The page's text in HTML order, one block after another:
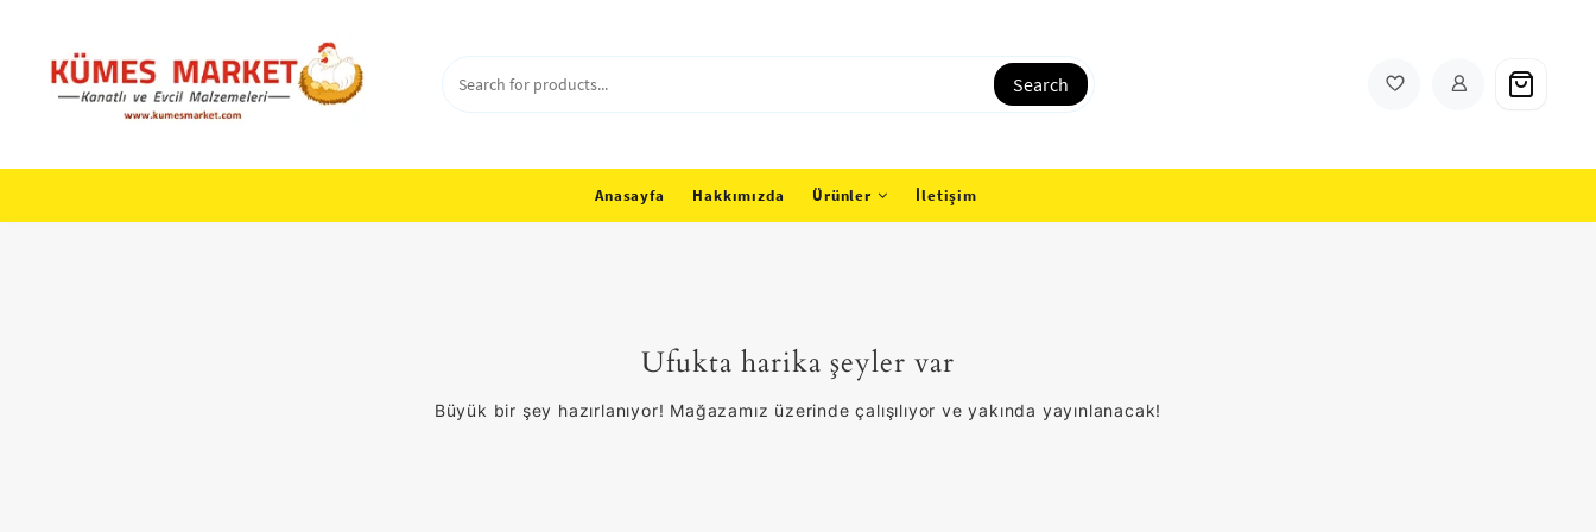
content
Search
Anasayfa Hakkımızda Ürünler İletişim
Ufukta harika şeyler var
Büyük bir şey hazırlanıyor! Mağazamız üzerinde çalışılıyor ve yakında yayınlanacak!